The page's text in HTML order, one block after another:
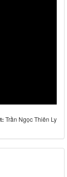
Trần Ngọc Thiên Ly